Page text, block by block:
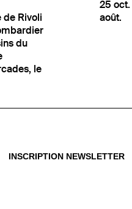
de Rivoli
du
le
25 oct.
août.
INSCRIPTION NEWSLETTER